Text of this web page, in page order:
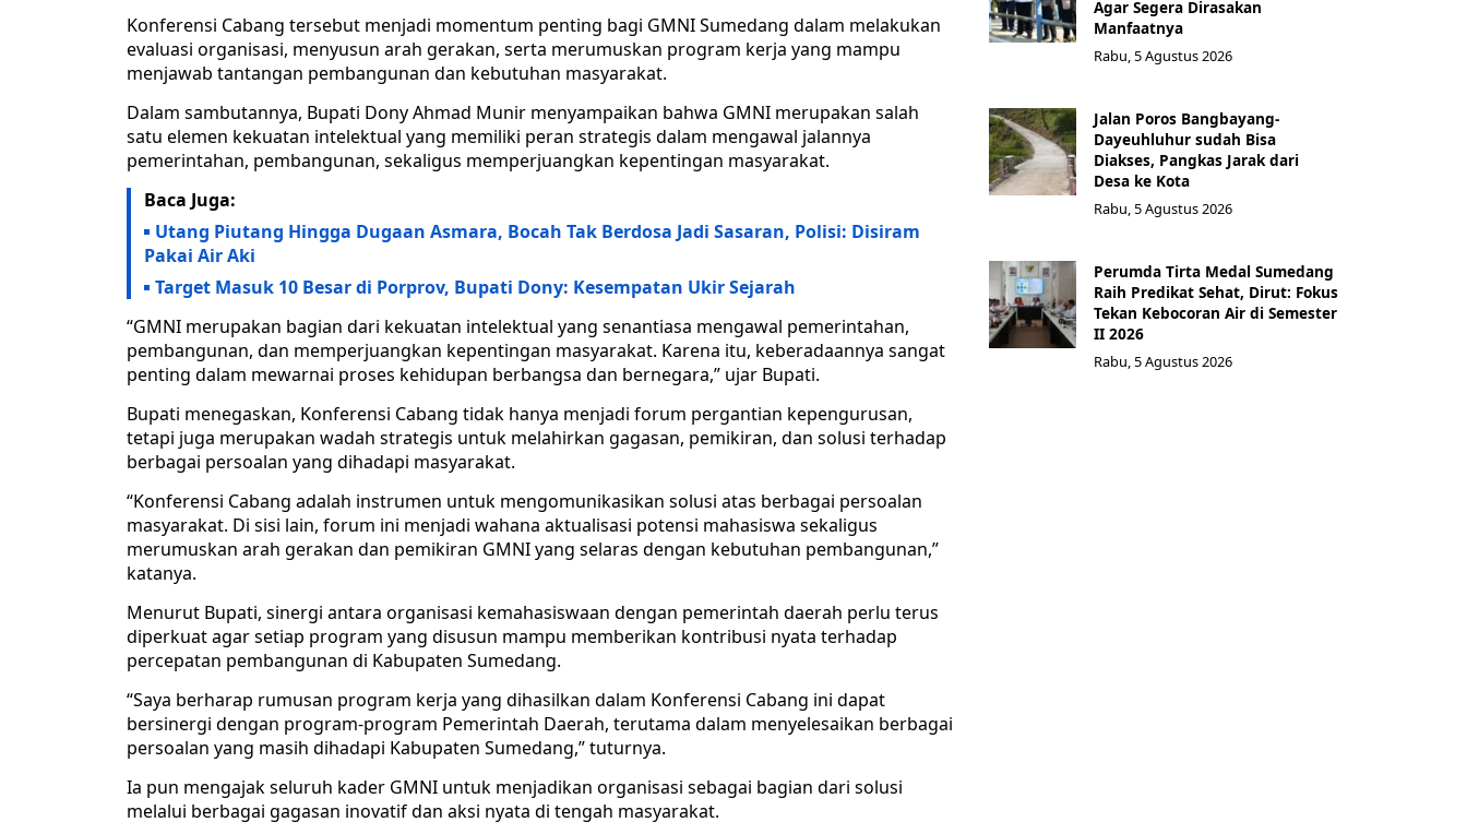
Konferensi Cabang tersebut menjadi momentum penting bagi GMNI Sumedang dalam melakukan
evaluasi organisasi, menyusun arah gerakan, serta merumuskan program kerja yang mampu
menjawab tantangan pembangunan dan kebutuhan masyarakat.
Dalam sambutannya, Bupati Dony Ahmad Munir menyampaikan bahwa GMNI merupakan salah
satu elemen kekuatan intelektual yang memiliki peran strategis dalam mengawal jalannya
pemerintahan, pembangunan, sekaligus memperjuangkan kepentingan masyarakat.
Baca Juga:
Utang Piutang Hingga Dugaan Asmara, Bocah Tak Berdosa Jadi Sasaran, Polisi: Disiram
Pakai Air Aki
Target Masuk 10 Besar di Porprov, Bupati Dony: Kesempatan Ukir Sejarah
“GMNI merupakan bagian dari kekuatan intelektual yang senantiasa mengawal pemerintahan,
pembangunan, dan memperjuangkan kepentingan masyarakat. Karena itu, keberadaannya sangat
penting dalam mewarnai proses kehidupan berbangsa dan bernegara,” ujar Bupati.
Bupati menegaskan, Konferensi Cabang tidak hanya menjadi forum pergantian kepengurusan,
tetapi juga merupakan wadah strategis untuk melahirkan gagasan, pemikiran, dan solusi terhadap
berbagai persoalan yang dihadapi masyarakat.
“Konferensi Cabang adalah instrumen untuk mengomunikasikan solusi atas berbagai persoalan
masyarakat. Di sisi lain, forum ini menjadi wahana aktualisasi potensi mahasiswa sekaligus
merumuskan arah gerakan dan pemikiran GMNI yang selaras dengan kebutuhan pembangunan,”
katanya.
Menurut Bupati, sinergi antara organisasi kemahasiswaan dengan pemerintah daerah perlu terus
diperkuat agar setiap program yang disusun mampu memberikan kontribusi nyata terhadap
percepatan pembangunan di Kabupaten Sumedang.
“Saya berharap rumusan program kerja yang dihasilkan dalam Konferensi Cabang ini dapat
bersinergi dengan program-program Pemerintah Daerah, terutama dalam menyelesaikan berbagai
persoalan yang masih dihadapi Kabupaten Sumedang,” tuturnya.
Ia pun mengajak seluruh kader GMNI untuk menjadikan organisasi sebagai bagian dari solusi
melalui berbagai gagasan inovatif dan aksi nyata di tengah masyarakat.
Agar Segera Dirasakan
Manfaatnya
Rabu, 5 Agustus 2026
Jalan Poros Bangbayang-
Dayeuhluhur sudah Bisa
Diakses, Pangkas Jarak dari
Desa ke Kota
Rabu, 5 Agustus 2026
Perumda Tirta Medal Sumedang
Raih Predikat Sehat, Dirut: Fokus
Tekan Kebocoran Air di Semester
II 2026
Rabu, 5 Agustus 2026